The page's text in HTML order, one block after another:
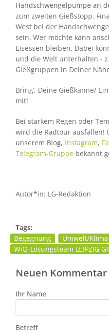
Handschwengelpumpe an
zum zweiten Gießstopp.
West bei der
sein. Wer möchte kann
Eisessen bleiben. Dabei
und die Welt unterhalten -
Gießgruppen in Deiner
Bring’, Deine Gießkanne/
mit!
Bei starkem Regen oder
wird die Radtour ausfallen!
unserem Blog, Instagram,
Telegram-Gruppebekannt
Autor*in: LG-Redaktion
Tags:
Begegnung
Umwelt/Klima
WiQ-Lösungsteam LEIPZIG
Neuen
Ihr Name
Betreff